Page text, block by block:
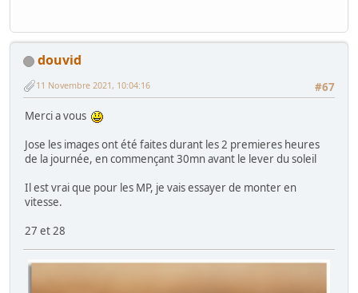
douvid
#67
11 Novembre 2021, 10:04:16
Merci a vous
Jose les images ont été faites durant les 2 premieres heures
de la journée, en commençant 30mn avant le lever du soleil
Il est vrai que pour les MP, je vais essayer de monter en
vitesse.
27 et 28